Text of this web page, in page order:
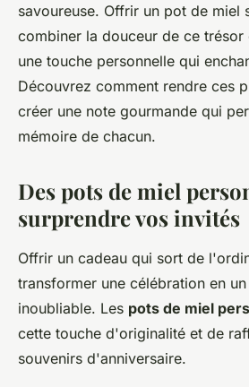
savoureuse. Offrir un pot de miel
combiner la douceur de ce trésor
une touche personnelle qui
Découvrez comment rendre ces
créer une note gourmande qui
mémoire de chacun.
Des pots de miel
surprendre vos invités
Offrir un cadeau qui sort de
transformer une célébration en
inoubliable. Les pots de miel
cette touche d'originalité et de
souvenirs d'anniversaire.